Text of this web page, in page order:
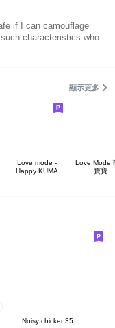
if I can camouflage
characteristics who
顯示更多
Love mode -
Happy KUMA
Love Mode
寶寶
Noisy chicken35